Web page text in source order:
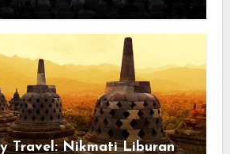
Travel: Nikmati Liburan